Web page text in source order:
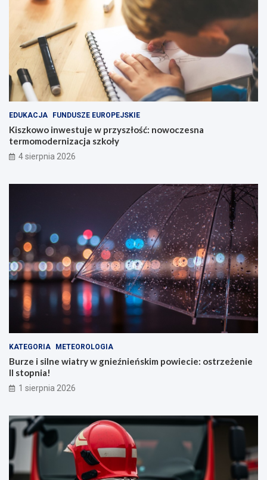
EDUKACJA FUNDUSZE EUROPEJSKIE
Kiszkowo inwestuje w przyszłość: nowoczesna
termomodernizacja szkoły
4 sierpnia 2026
KATEGORIA METEOROLOGIA
Burze i silne wiatry w gnieźnieńskim powiecie: ostrzeżenie
II stopnia!
1 sierpnia 2026